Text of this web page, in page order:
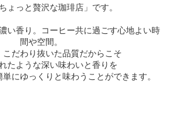
ょっと贅沢な珈琲店」です。
い香り。コーヒー共に過ごす心地よい時
間や空間。
こだわり抜いた品質だからこそ
たような深い味わいと香りを
にゆっくりと味わうことができます。